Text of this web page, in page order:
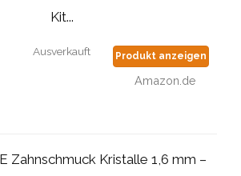
Kit...
Ausverkauft Produkt anzeigen
Amazon.de
Zahnschmuck Kristalle 1,6 mm –